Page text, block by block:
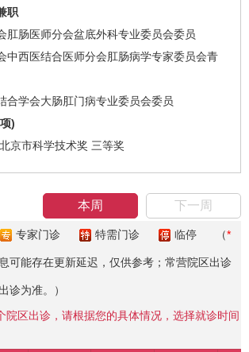
职
肠医师分会盆底外科专业委员会委员
西医结合医师分会肛肠病学专家委员会青
学会大肠肛门病专业委员会委员
)
市科学技术奖 三等奖
本周 下一周
专家门诊 特需门诊 临停 （*
可能存在更新延迟，仅供参考；常营院区出诊
诊为准。）
院区出诊，请根据您的具体情况，选择就诊时间